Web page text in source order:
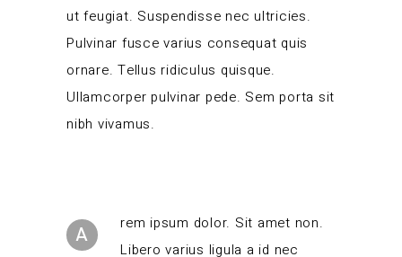
ut feugiat. Suspendisse nec ultricies.
Pulvinar fusce varius consequat quis
ornare. Tellus ridiculus quisque.
Ullamcorper pulvinar pede. Sem porta sit
nibh vivamus.
A
rem ipsum dolor. Sit amet non.
Libero varius ligula a id nec